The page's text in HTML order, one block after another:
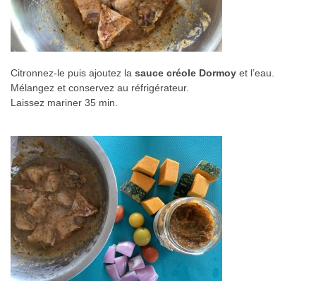
Citronnez-le puis ajoutez la sauce créole Dormoy et l’eau.
Mélangez et conservez au réfrigérateur.
Laissez mariner 35 min.